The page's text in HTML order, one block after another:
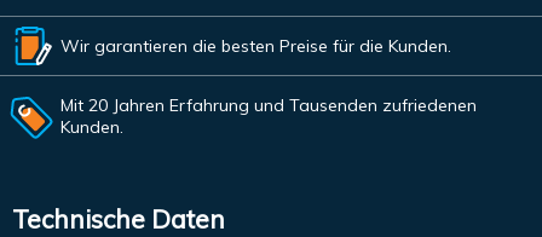
Wir garantieren die besten Preise für die Kunden.
Mit 20 Jahren Erfahrung und Tausenden zufriedenen
Kunden.
Technische Daten